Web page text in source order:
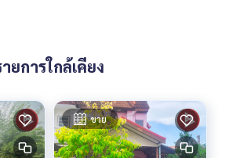
เศษ และ วงเงินสูงสุด 90-100% ของราคา
ยการใกล้เคียง
ขาย